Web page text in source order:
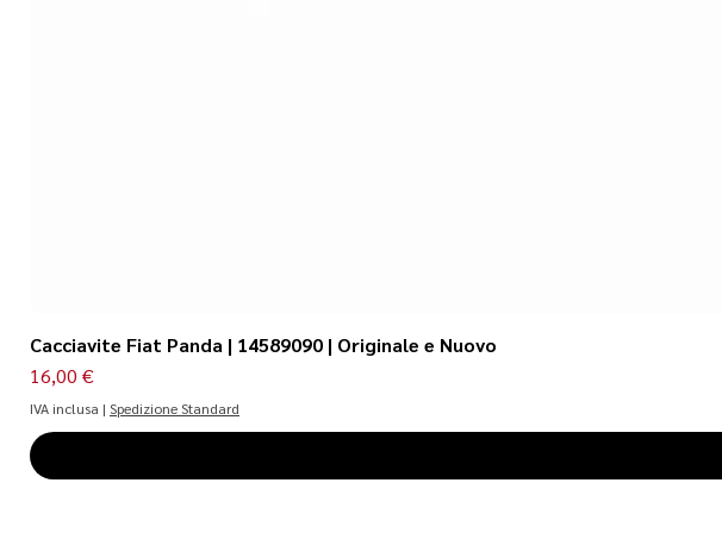
Cacciavite Fiat Panda | 14589090 | Originale e Nuovo
Prezzo
16,00 €
IVA inclusa | Spedizione Standard